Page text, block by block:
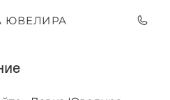
ЮВЕЛИРА